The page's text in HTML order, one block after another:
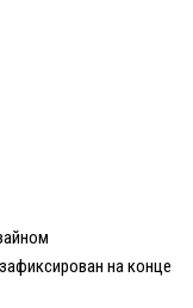
на конце